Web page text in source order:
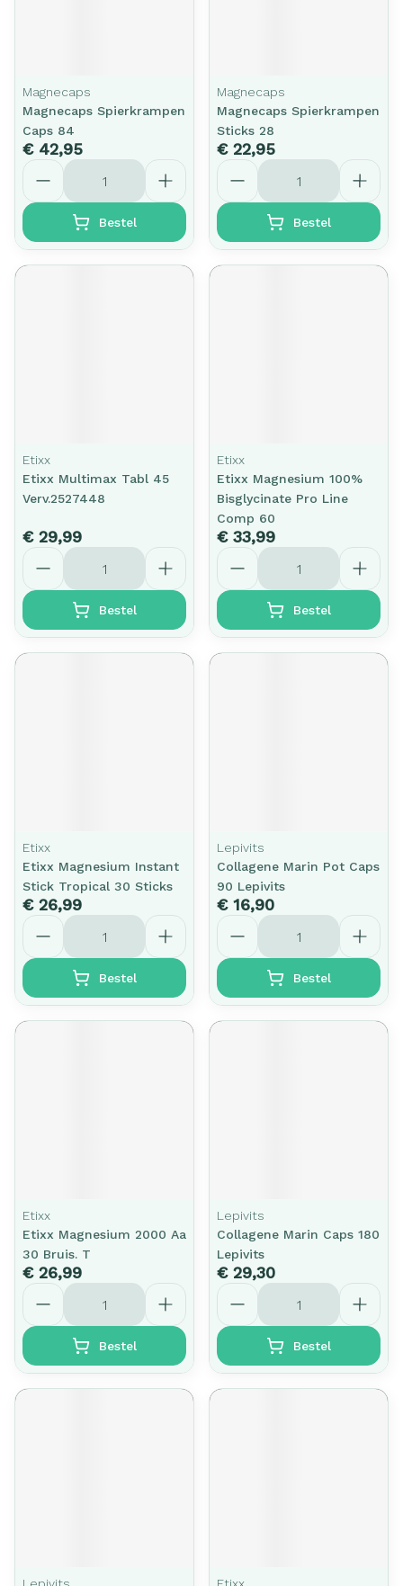
Magnecaps
Magnecaps Spierkrampen
Caps 84
€ 42,95
Aantal
Bestel
Magnecaps
Magnecaps Spierkrampen
Sticks 28
€ 22,95
Aantal
Bestel
Etixx
Etixx Multimax Tabl 45
Verv.2527448
€ 29,99
Aantal
Bestel
Etixx
Etixx Magnesium 100%
Bisglycinate Pro Line
Comp 60
€ 33,99
Aantal
Bestel
Etixx
Etixx Magnesium Instant
Stick Tropical 30 Sticks
€ 26,99
Aantal
Bestel
Lepivits
Collagene Marin Pot Caps
90 Lepivits
€ 16,90
Aantal
Bestel
Etixx
Etixx Magnesium 2000 Aa
30 Bruis. T
€ 26,99
Aantal
Bestel
Lepivits
Collagene Marin Caps 180
Lepivits
€ 29,30
Aantal
Bestel